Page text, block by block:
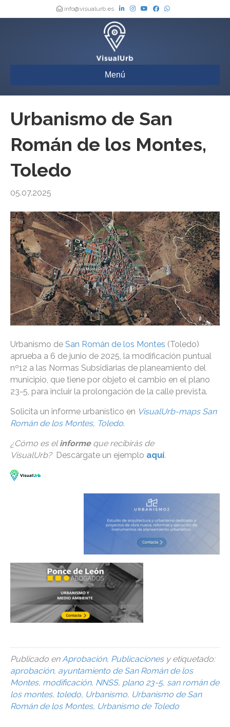
info@visualurb.es
Menú
Urbanismo de San
Román de los Montes,
Toledo
05.07.2025
Urbanismo de San Román de los Montes (Toledo)
aprueba a 6 de junio de 2025, la modificación puntual
nº12 a las Normas Subsidiarias de planeamiento del
municipio, que tiene por objeto el cambio en el plano
23-5, para incluir la prolongación de la calle prevista.
Solicita un informe urbanístico en VisualUrb-maps San
Román de los Montes, Toledo.
¿Cómo es el informe que recibirás de
VisualUrb?Descárgate un ejemplo aquí.
Publicado en Aprobación, Publicacionesy etiquetado:
aprobación, ayuntamiento de San Román de los
Montes, modificación, NNSS, plano 23-5, san román de
los montes, toledo, Urbanismo, Urbanismo de San
Román de los Montes, Urbanismo de Toledo